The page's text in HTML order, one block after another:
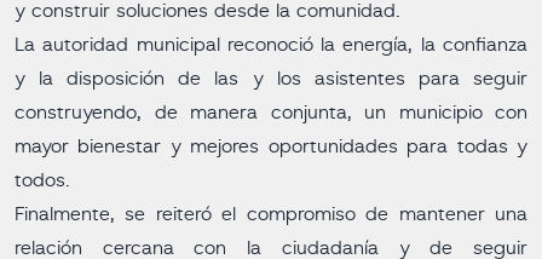
y construir soluciones desde la comunidad.
La autoridad municipal reconoció la energía, la confianza
y la disposición de las y los asistentes para seguir
construyendo, de manera conjunta, un municipio con
mayor bienestar y mejores oportunidades para todas y
todos.
Finalmente, se reiteró el compromiso de mantener una
relación cercana con la ciudadanía y de seguir